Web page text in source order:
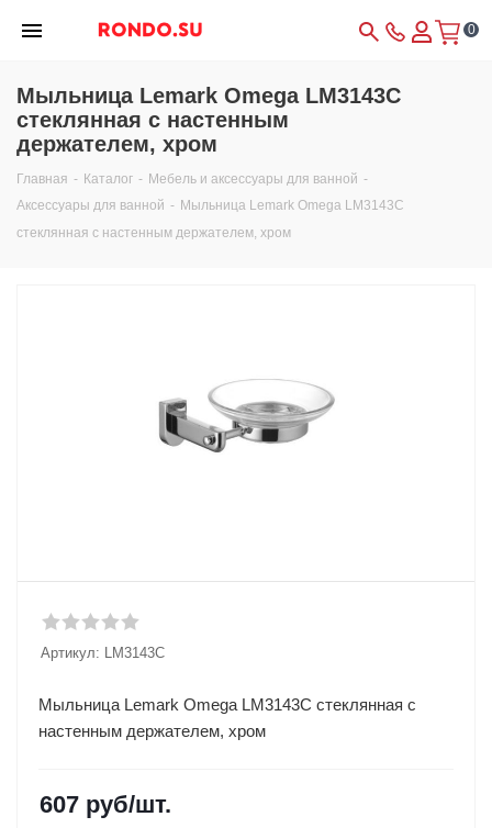
0
Мыльница Lemark Omega LM3143C
стеклянная с настенным
держателем, хром
Главная - Каталог - Мебель и аксессуары для ванной -
Аксессуары для ванной - Мыльница Lemark Omega LM3143C
стеклянная с настенным держателем, хром
Артикул: LM3143C
Мыльница Lemark Omega LM3143C стеклянная с
настенным держателем, хром
607 руб/шт.